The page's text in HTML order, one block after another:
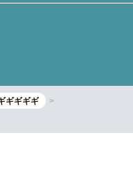
ギギギギ